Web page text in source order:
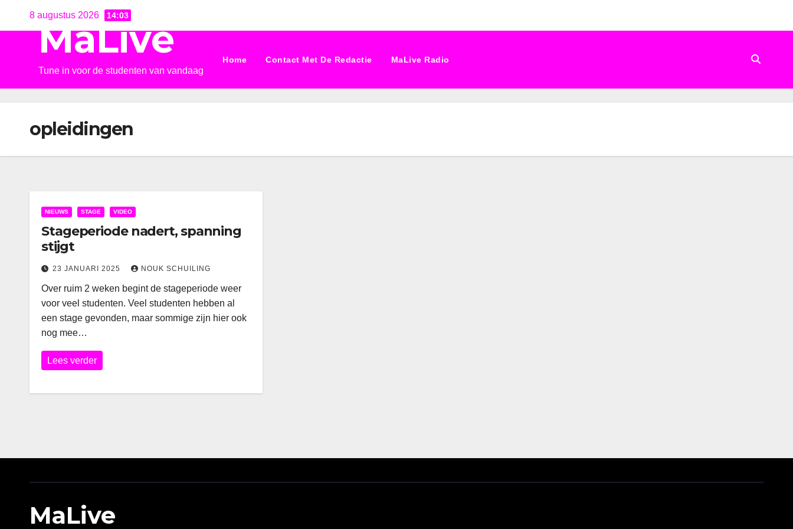
8 augustus 2026 14:03
MaLive
Tune in voor de studenten van vandaag
Home Contact Met De Redactie MaLive Radio
opleidingen
NIEUWS STAGE VIDEO
Stageperiode nadert, spanning
stijgt
23 JANUARI 2025 NOUK SCHUILING
Over ruim 2 weken begint de stageperiode weer
voor veel studenten. Veel studenten hebben al
een stage gevonden, maar sommige zijn hier ook
nog mee…
Lees verder
MaLive